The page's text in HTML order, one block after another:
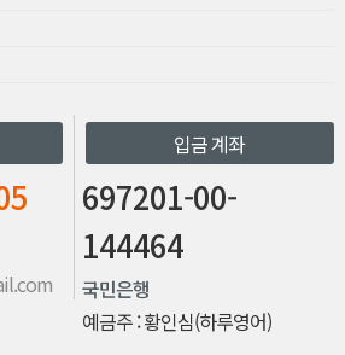
입금 계좌
697201-00-
144464
국민은행
예금주 : 황인심(하루영어)